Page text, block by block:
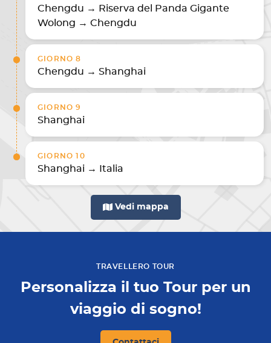
Chengdu → Riserva del Panda Gigante
Wolong → Chengdu
GIORNO 8
Chengdu → Shanghai
GIORNO 9
Shanghai
GIORNO 10
Shanghai → Italia
Vedi mappa
TRAVELLERO TOUR
Personalizza il tuo Tour per un
viaggio di sogno!